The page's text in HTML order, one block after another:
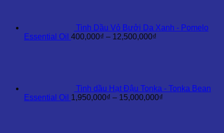
Tinh Dầu Vỏ Bưởi Da Xanh - Pomelo
Essential Oil 400,000₫ – 12,500,000₫
Tinh dầu Hạt Đậu Tonka - Tonka Bean
Essential Oil 1,950,000₫ – 15,000,000₫